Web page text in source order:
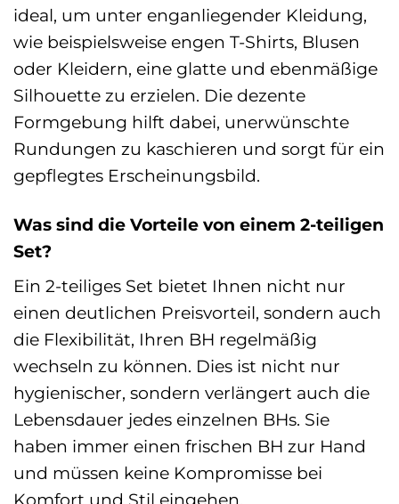
ideal, um unter enganliegender Kleidung,
wie beispielsweise engen T-Shirts, Blusen
oder Kleidern, eine glatte und ebenmäßige
Silhouette zu erzielen. Die dezente
Formgebung hilft dabei, unerwünschte
Rundungen zu kaschieren und sorgt für ein
gepflegtes Erscheinungsbild.
Was sind die Vorteile von einem 2-teiligen
Set?
Ein 2-teiliges Set bietet Ihnen nicht nur
einen deutlichen Preisvorteil, sondern auch
die Flexibilität, Ihren BH regelmäßig
wechseln zu können. Dies ist nicht nur
hygienischer, sondern verlängert auch die
Lebensdauer jedes einzelnen BHs. Sie
haben immer einen frischen BH zur Hand
und müssen keine Kompromisse bei